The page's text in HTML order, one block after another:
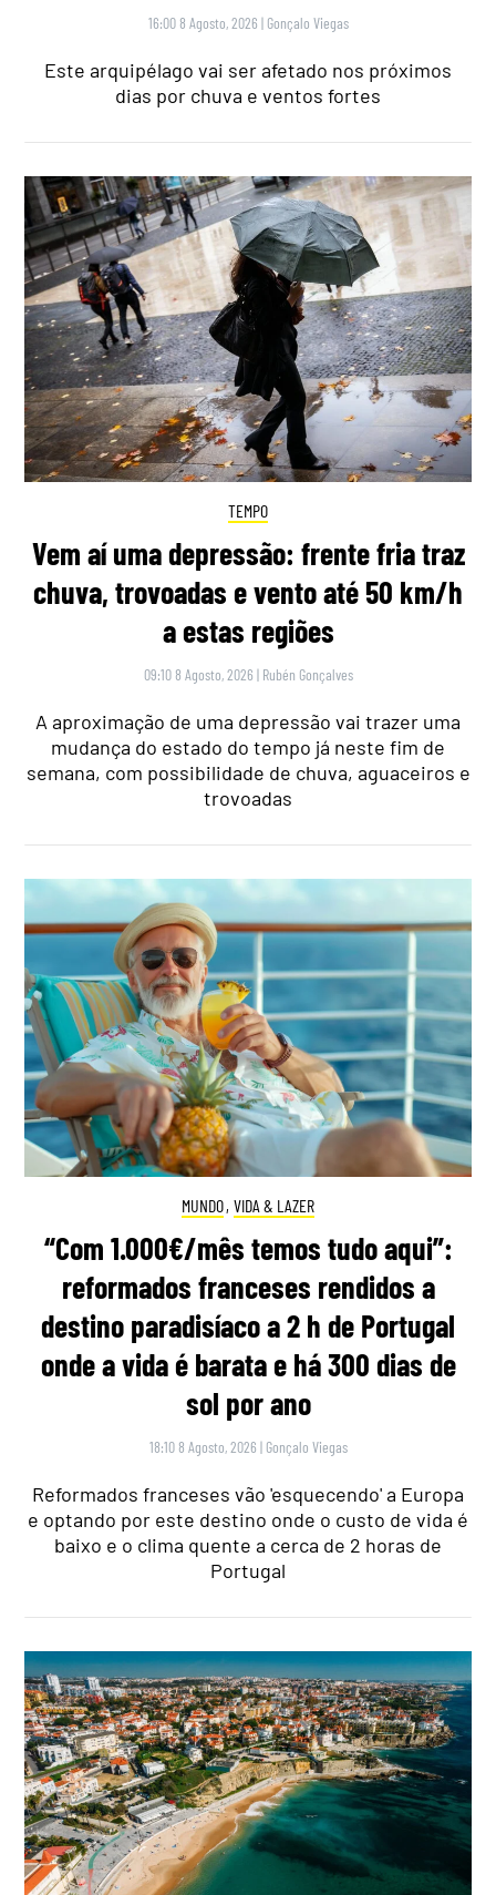
16:00 8 Agosto, 2026 | Gonçalo Viegas
Este arquipélago vai ser afetado nos próximos
dias por chuva e ventos fortes
TEMPO
Vem aí uma depressão: frente fria traz
chuva, trovoadas e vento até 50 km/h
a estas regiões
09:10 8 Agosto, 2026 | Rubén Gonçalves
A aproximação de uma depressão vai trazer uma
mudança do estado do tempo já neste fim de
semana, com possibilidade de chuva, aguaceiros e
trovoadas
MUNDO, VIDA & LAZER
“Com 1.000€/mês temos tudo aqui”:
reformados franceses rendidos a
destino paradisíaco a 2 h de Portugal
onde a vida é barata e há 300 dias de
sol por ano
18:10 8 Agosto, 2026 | Gonçalo Viegas
Reformados franceses vão 'esquecendo' a Europa
e optando por este destino onde o custo de vida é
baixo e o clima quente a cerca de 2 horas de
Portugal